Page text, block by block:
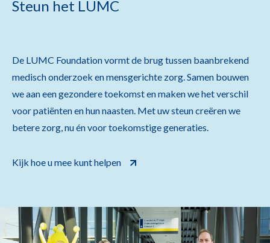
Steun het LUMC
De LUMC Foundation vormt de brug tussen baanbrekend
medisch onderzoek en mensgerichte zorg. Samen bouwen
we aan een gezondere toekomst en maken we het verschil
voor patiënten en hun naasten. Met uw steun creëren we
betere zorg, nu én voor toekomstige generaties.
Kijk hoe u mee kunt helpen